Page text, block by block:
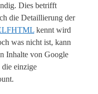
Dies betrifft
die Detaillierung der
kennt wird
was nicht ist, kann
Inhalte von Google
die einzige